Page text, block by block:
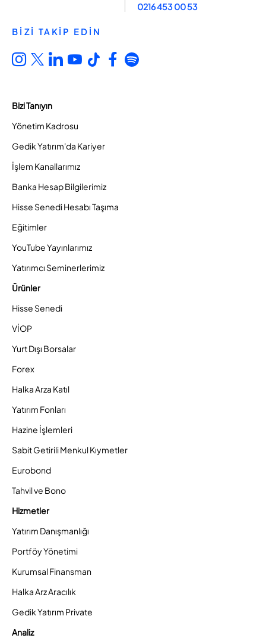
0216 453 00 53
BİZİ TAKİP EDİN
Bizi Tanıyın
Yönetim Kadrosu
Gedik Yatırım'da Kariyer
İşlem Kanallarımız
Banka Hesap Bilgilerimiz
Hisse Senedi Hesabı Taşıma
Eğitimler
YouTube Yayınlarımız
Yatırımcı Seminerlerimiz
Ürünler
Hisse Senedi
VİOP
Yurt Dışı Borsalar
Forex
Halka Arza Katıl
Yatırım Fonları
Hazine İşlemleri
Sabit Getirili Menkul Kıymetler
Eurobond
Tahvil ve Bono
Hizmetler
Yatırım Danışmanlığı
Portföy Yönetimi
Kurumsal Finansman
Halka Arz Aracılık
Gedik Yatırım Private
Analiz